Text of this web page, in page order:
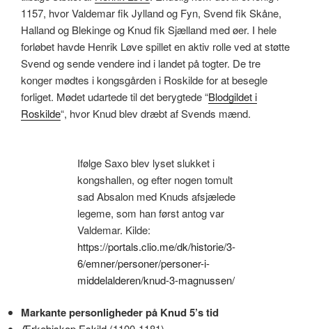
1157, hvor Valdemar fik Jylland og Fyn, Svend fik Skåne,
Halland og Blekinge og Knud fik Sjælland med øer. I hele
forløbet havde Henrik Løve spillet en aktiv rolle ved at støtte
Svend og sende vendere ind i landet på togter. De tre
konger mødtes i kongsgården i Roskilde for at besegle
forliget. Mødet udartede til det berygtede “Blodgildet i
Roskilde“, hvor Knud blev dræbt af Svends mænd.
Ifølge Saxo blev lyset slukket i
kongshallen, og efter nogen tomult
sad Absalon med Knuds afsjælede
legeme, som han først antog var
Valdemar. Kilde:
https://portals.clio.me/dk/historie/3-
6/emner/personer/personer-i-
middelalderen/knud-3-magnussen/
Markante personligheder på Knud 5’s tid